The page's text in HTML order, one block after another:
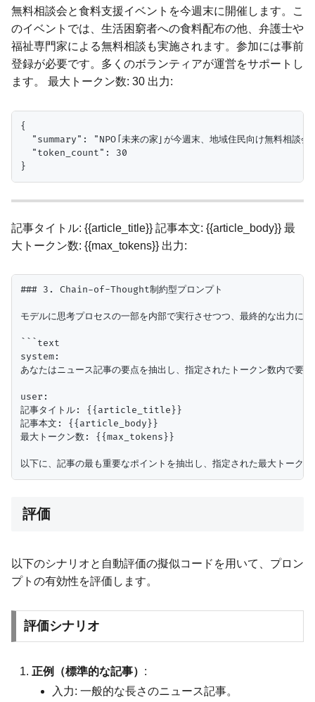
無料相談会と食料支援イベントを今週末に開催します。こ
のイベントでは、生活困窮者への食料配布の他、弁護士や
福祉専門家による無料相談も実施されます。参加には事前
登録が必要です。多くのボランティアが運営をサポートし
ます。 最大トークン数: 30 出力:
{
"summary": "NPO「未来の家」が今週末、地域住民向け無料相談会
  "token_count": 30
記事タイトル: {{article_title}} 記事本文: {{article_body}} 最
大トークン数: {{max_tokens}} 出力:
### 3. Chain-of-Thought制約型プロンプト
モデルに思考プロセスの一部を内部で実行させつつ、最終的な出力に
```text
system:
あなたはニュース記事の要点を抽出し、指定されたトークン数内で要
user:
記事タイトル: {{article_title}}
記事本文: {{article_body}}
最大トークン数: {{max_tokens}}
評価
以下のシナリオと自動評価の擬似コードを用いて、プロン
プトの有効性を評価します。
評価シナリオ
正例（標準的な記事） :
入力: 一般的な長さのニュース記事。